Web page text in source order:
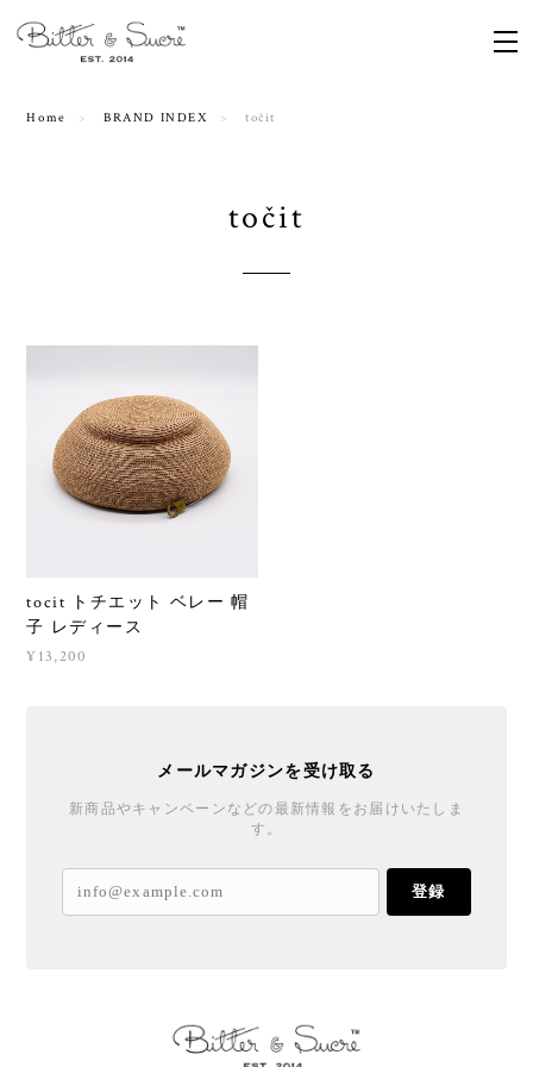
Home BRAND INDEX točit
točit
tocit トチエット ベレー 帽
子 レディース
¥13,200
メールマガジンを受け取る
新商品やキャンペーンなどの最新情報をお届けいたしま
す。
登録